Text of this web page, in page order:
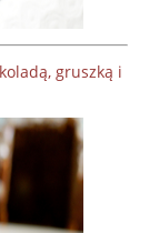
gruszką i